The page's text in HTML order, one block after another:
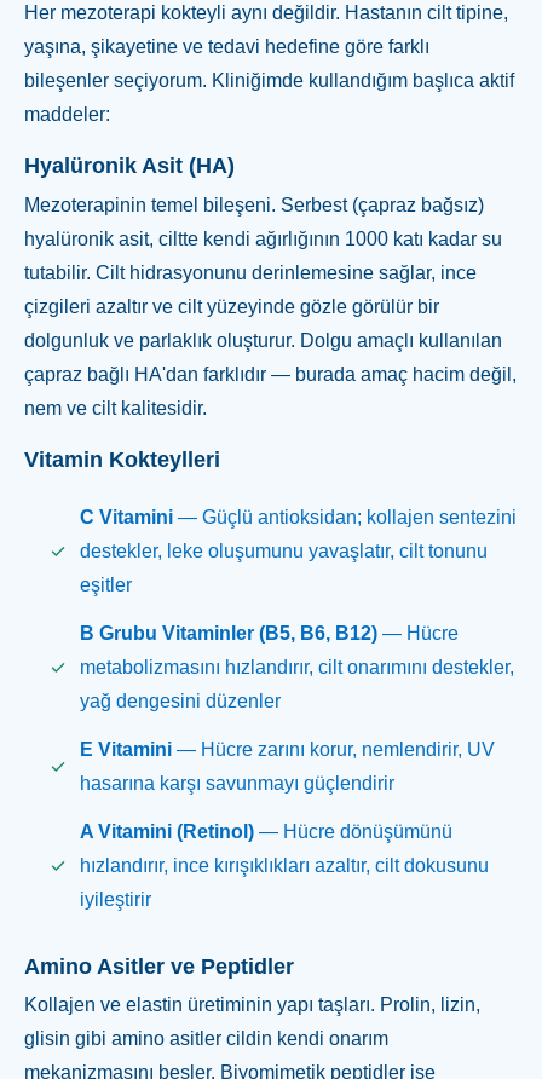
Her mezoterapi kokteyli aynı değildir. Hastanın cilt tipine,
yaşına, şikayetine ve tedavi hedefine göre farklı
bileşenler seçiyorum. Kliniğimde kullandığım başlıca aktif
maddeler:
Hyalüronik Asit (HA)
Mezoterapinin temel bileşeni. Serbest (çapraz bağsız)
hyalüronik asit, ciltte kendi ağırlığının 1000 katı kadar su
tutabilir. Cilt hidrasyonunu derinlemesine sağlar, ince
çizgileri azaltır ve cilt yüzeyinde gözle görülür bir
dolgunluk ve parlaklık oluşturur. Dolgu amaçlı kullanılan
çapraz bağlı HA'dan farklıdır — burada amaç hacim değil,
nem ve cilt kalitesidir.
Vitamin Kokteylleri
C Vitamini— Güçlü antioksidan; kollajen sentezini
destekler, leke oluşumunu yavaşlatır, cilt tonunu
eşitler
B Grubu Vitaminler (B5, B6, B12)— Hücre
metabolizmasını hızlandırır, cilt onarımını destekler,
yağ dengesini düzenler
E Vitamini— Hücre zarını korur, nemlendirir, UV
hasarına karşı savunmayı güçlendirir
A Vitamini (Retinol)— Hücre dönüşümünü
hızlandırır, ince kırışıklıkları azaltır, cilt dokusunu
iyileştirir
Amino Asitler ve Peptidler
Kollajen ve elastin üretiminin yapı taşları. Prolin, lizin,
glisin gibi amino asitler cildin kendi onarım
mekanizmasını besler. Biyomimetik peptidler ise